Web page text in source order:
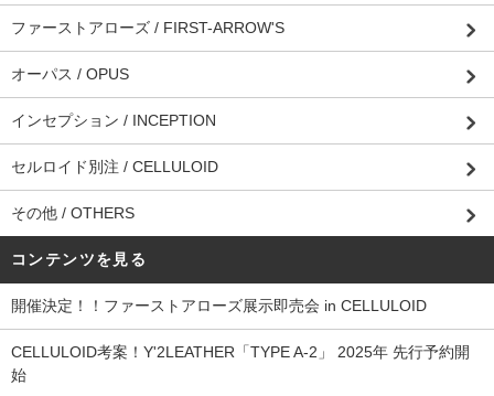
ファーストアローズ / FIRST-ARROW'S
オーパス / OPUS
インセプション / INCEPTION
セルロイド別注 / CELLULOID
その他 / OTHERS
コンテンツを見る
開催決定！！ファーストアローズ展示即売会 in CELLULOID
CELLULOID考案！Y'2LEATHER「TYPE A-2」 2025年 先行予約開
始